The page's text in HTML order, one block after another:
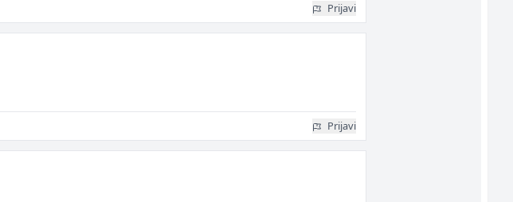
Prijavi
Prijavi